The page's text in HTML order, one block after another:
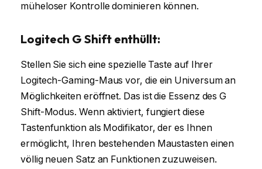
müheloser Kontrolle dominieren können.
Logitech G Shift enthüllt:
Stellen Sie sich eine spezielle Taste auf Ihrer
Logitech-Gaming-Maus vor, die ein Universum an
Möglichkeiten eröffnet. Das ist die Essenz des G
Shift-Modus. Wenn aktiviert, fungiert diese
Tastenfunktion als Modifikator, der es Ihnen
ermöglicht, Ihren bestehenden Maustasten einen
völlig neuen Satz an Funktionen zuzuweisen.